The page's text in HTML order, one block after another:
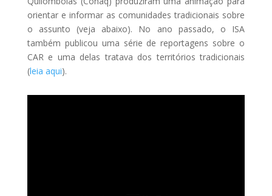
orientar e informar as comunidades tradicionais sobre
o assunto (veja abaixo). No ano passado, o ISA
também publicou uma série de reportagens sobre o
CAR e uma delas tratava dos territórios tradicionais
(leia aqui).